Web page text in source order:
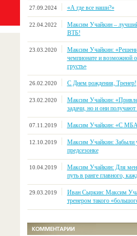
27.09.2024 «А где все наши?»
22.04.2022
Максим Учайкин –
ВТБ!
23.03.2020
Максим Учайкин:
чемпионате и возможной
грусть»
26.02.2020 С Днем рождения, Тренер!
23.02.2020
Максим Учайкин:
задачи, но и они
07.11.2019 Максим Учайкин: «С МБА
12.10.2019
Максим Учайкин: Забыли
предсезонке
10.04.2019
Максим Учайкин: Для
путь в ранге главного,
29.03.2019
Иван Сыркин: Максим
тренером такого